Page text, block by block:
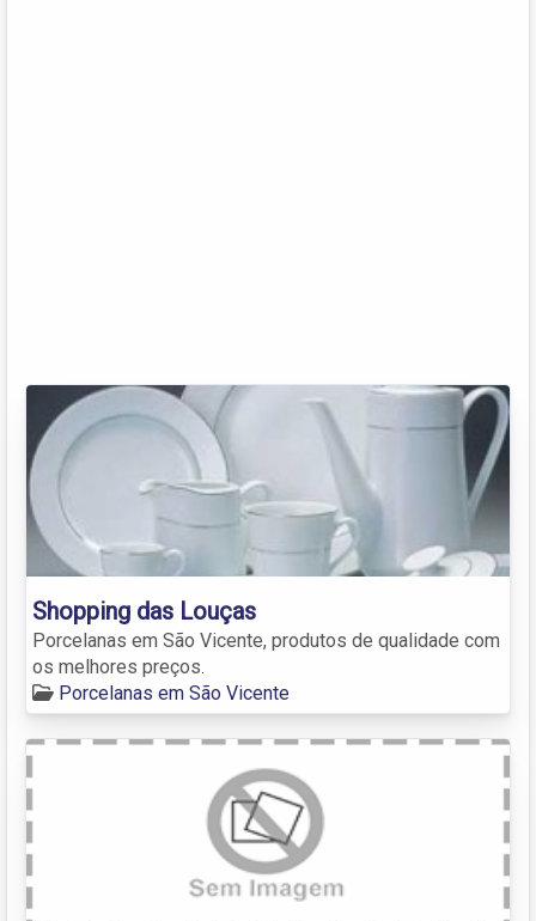
Shopping das Louças
Porcelanas em São Vicente, produtos de qualidade com
os melhores preços.
Porcelanas em São Vicente